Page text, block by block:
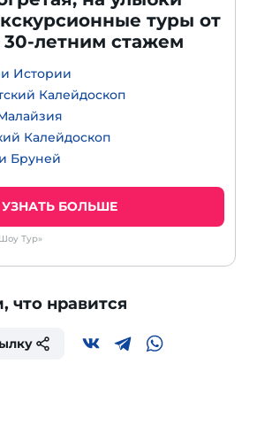
туры от
30-летним стажем
Истории
Калейдоскоп
Калейдоскоп
Бруней
УЗНАТЬ БОЛЬШЕ
Тур»
что нравится